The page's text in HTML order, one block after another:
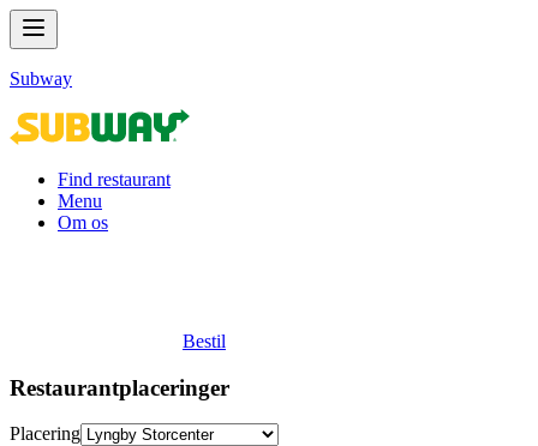
Subway
Find restaurant
Menu
Om os
Bestil
Restaurantplaceringer
Placering